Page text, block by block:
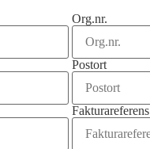
Org.nr.
Postort
Fakturareferens